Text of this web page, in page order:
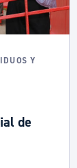
y
Y
de